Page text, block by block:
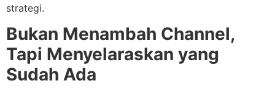
strategi.
Bukan Menambah Channel,
Tapi Menyelaraskan yang
Sudah Ada